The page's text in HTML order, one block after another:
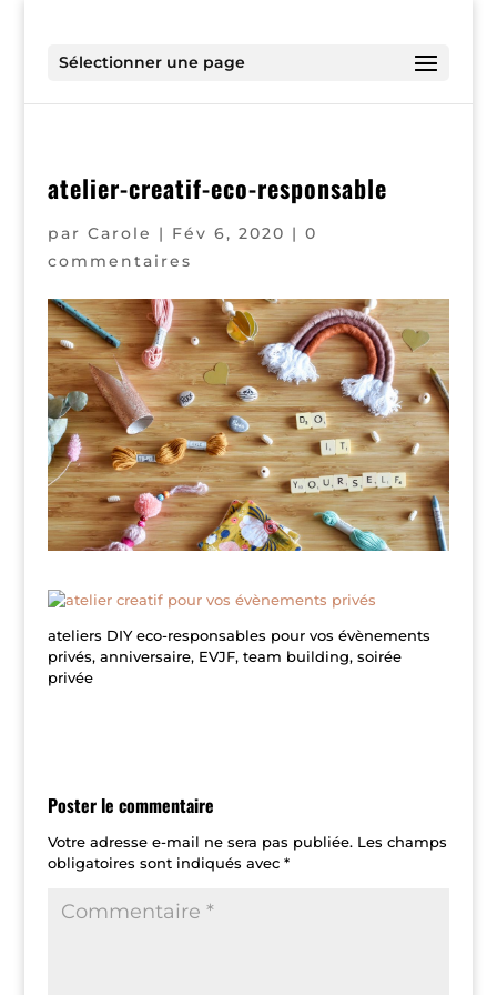
Sélectionner une page
atelier-creatif-eco-responsable
par Carole | Fév 6, 2020 | 0
commentaires
ateliers DIY eco-responsables pour vos évènements
privés, anniversaire, EVJF, team building, soirée
privée
Poster le commentaire
Votre adresse e-mail ne sera pas publiée. Les champs
obligatoires sont indiqués avec *